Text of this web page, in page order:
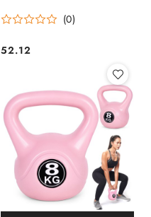
różowy ModernHome
(0)
Cena:
52.12